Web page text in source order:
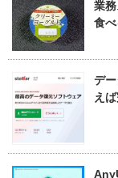
業
食
デ
え